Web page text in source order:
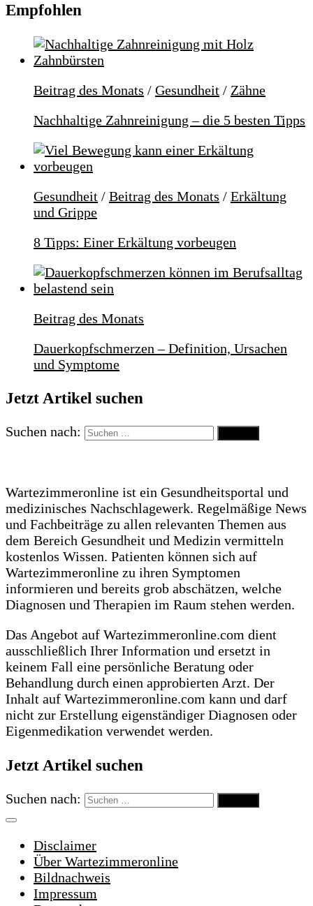
Empfohlen
Beitrag des Monats / Gesundheit / Zähne
Nachhaltige Zahnreinigung – die 5 besten Tipps
Gesundheit / Beitrag des Monats / Erkältung
und Grippe
8 Tipps: Einer Erkältung vorbeugen
Beitrag des Monats
Dauerkopfschmerzen – Definition, Ursachen
und Symptome
Jetzt Artikel suchen
Suchen nach:
Wartezimmeronline ist ein Gesundheitsportal und
medizinisches Nachschlagewerk. Regelmäßige News
und Fachbeiträge zu allen relevanten Themen aus
dem Bereich Gesundheit und Medizin vermitteln
kostenlos Wissen. Patienten können sich auf
Wartezimmeronline zu ihren Symptomen
informieren und bereits grob abschätzen, welche
Diagnosen und Therapien im Raum stehen werden.
Das Angebot auf Wartezimmeronline.com dient
ausschließlich Ihrer Information und ersetzt in
keinem Fall eine persönliche Beratung oder
Behandlung durch einen approbierten Arzt. Der
Inhalt auf Wartezimmeronline.com kann und darf
nicht zur Erstellung eigenständiger Diagnosen oder
Eigenmedikation verwendet werden.
Jetzt Artikel suchen
Suchen nach:
Disclaimer
Über Wartezimmeronline
Bildnachweis
Impressum